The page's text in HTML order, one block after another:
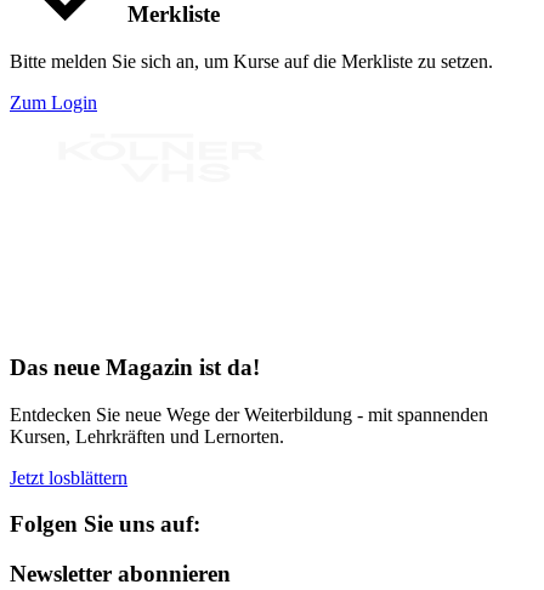
Merkliste
Bitte melden Sie sich an, um Kurse auf die Merkliste zu setzen.
Zum Login
Das neue Magazin ist da!
Entdecken Sie neue Wege der Weiterbildung - mit spannenden
Kursen, Lehrkräften und Lernorten.
Jetzt losblättern
Folgen Sie uns auf:
Newsletter abonnieren